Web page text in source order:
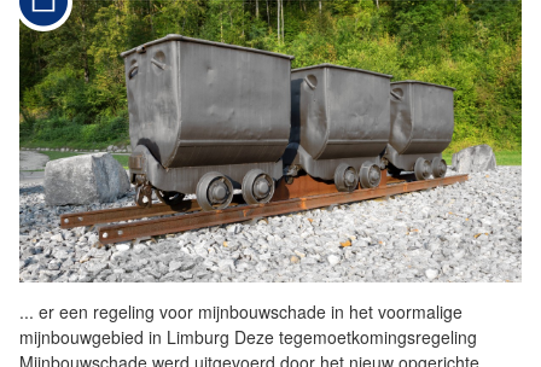
... er een regeling voor mijnbouwschade in het voormalige
mijnbouwgebied in Limburg Deze tegemoetkomingsregeling
Mijnbouwschade werd uitgevoerd door het nieuw opgerichte